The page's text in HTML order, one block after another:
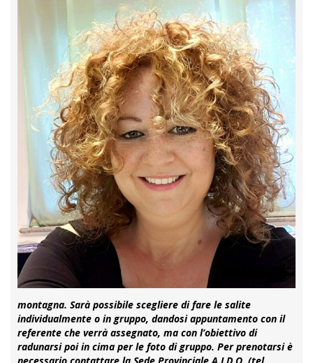
montagna. Sarà possibile scegliere di fare le salite
individualmente o in gruppo, dandosi appuntamento con il
referente che verrà assegnato, ma con l’obiettivo di
radunarsi poi in cima per le foto di gruppo. Per prenotarsi è
necessario contattare la Sede Provinciale A.I.D.O. (tel.